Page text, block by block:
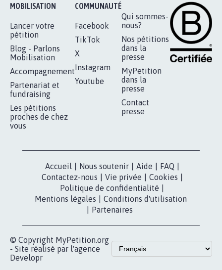
MOBILISATION
Lancer votre
pétition
Blog - Parlons
Mobilisation
Accompagnement
Partenariat et
fundraising
Les pétitions
proches de chez
vous
COMMUNAUTÉ
Facebook
TikTok
X
Instagram
Youtube
Qui sommes-
nous?
Nos pétitions
dans la
presse
MyPetition
dans la
presse
Contact
presse
Accueil Nous soutenir Aide FAQ
Contactez-nous
Vie privée Cookies
Politique de confidentialité
Mentions légales
Conditions d'utilisation
Partenaires
© Copyright MyPetition.org
- Site réalisé par l'agence
Developr